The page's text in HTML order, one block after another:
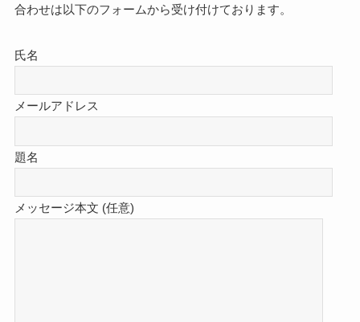
合わせは以下のフォームから受け付けております。
氏名
メールアドレス
題名
メッセージ本文 (任意)